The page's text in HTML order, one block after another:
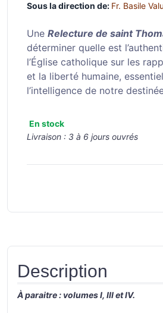
Sous la direction de: Fr. Basile
Une Relecture de saint
déterminer quelle est
l’Église catholique sur les
et la liberté humaine,
l’intelligence de notre
En stock
Livraison : 3 à 6 jours ouvrés
Description
À paraitre : volumes I, III et IV.